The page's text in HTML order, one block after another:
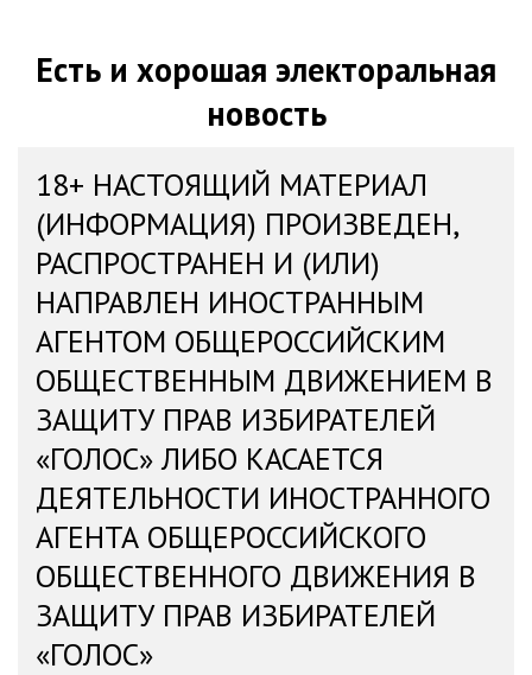
Есть и хорошая электоральная
новость
18+ НАСТОЯЩИЙ МАТЕРИАЛ
(ИНФОРМАЦИЯ) ПРОИЗВЕДЕН,
РАСПРОСТРАНЕН И (ИЛИ)
НАПРАВЛЕН ИНОСТРАННЫМ
АГЕНТОМ ОБЩЕРОССИЙСКИМ
ОБЩЕСТВЕННЫМ ДВИЖЕНИЕМ В
ЗАЩИТУ ПРАВ ИЗБИРАТЕЛЕЙ
«ГОЛОС» ЛИБО КАСАЕТСЯ
ДЕЯТЕЛЬНОСТИ ИНОСТРАННОГО
АГЕНТА ОБЩЕРОССИЙСКОГО
ОБЩЕСТВЕННОГО ДВИЖЕНИЯ В
ЗАЩИТУ ПРАВ ИЗБИРАТЕЛЕЙ
«ГОЛОС»